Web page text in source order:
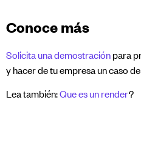
Conoce más
Solicita una demostración para
y hacer de tu empresa un caso
Lea también:Que es un render?